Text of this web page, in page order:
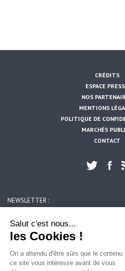
CRÉDITS
ESPACE
NOS
MENTIONS
POLITIQUE DE
MARCHÉS
CONTACT
NEWSLETTER :
ARTOIS
39, rue du 14
62300 LENS
Salut c'est nous...
les Cookies !
On a attendu d'être sûrs que le contenu
ce site vous intéresse avant de vous